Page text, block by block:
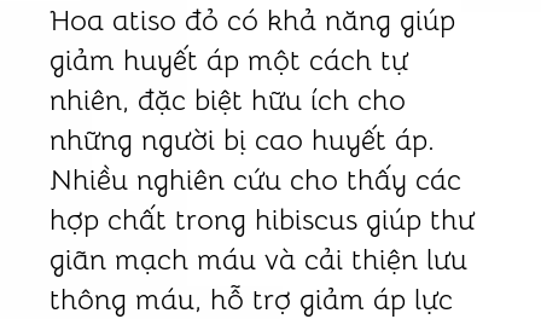
Hoa atiso đỏ có khả năng giúp
giảm huyết áp một cách tự
nhiên, đặc biệt hữu ích cho
những người bị cao huyết áp.
Nhiều nghiên cứu cho thấy các
hợp chất trong hibiscus giúp thư
giãn mạch máu và cải thiện lưu
thông máu, hỗ trợ giảm áp lực